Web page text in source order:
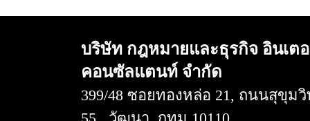
บริษัท กฎหมายและธุรกิจ อินเต
คอนซัลแตนท์ จำกัด
399/48 ซอยทองหล่อ 21, ถนนสุขุม